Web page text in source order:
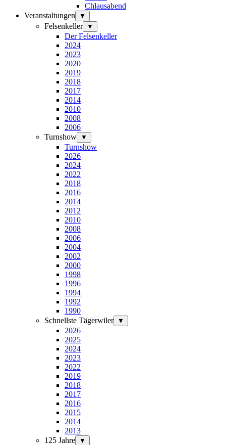
Chlausabend
Veranstaltungen
▼
Felsenkeller ▼
Der Felsenkeller
2024
2023
2020
2019
2018
2017
2014
2010
2008
2006
Turnshow
▼
Turnshow
2026
2024
2022
2018
2016
2014
2012
2010
2008
2006
2004
2002
2000
1998
1996
1994
1992
1990
Schnellste Tägerwiler
▼
2026
2025
2024
2023
2022
2019
2018
2017
2016
2015
2014
2013
125 Jahre
▼